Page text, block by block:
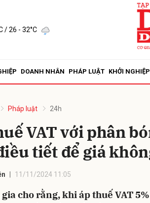
/ 26 - 32°C
DOANH NHÂN PHÁP LUẬT KHỞI NGHIỆP
Pháp luật 24h
VAT với phân
tiết để giá
11/11/2024 11:05
cho rằng, khi áp thuế VAT